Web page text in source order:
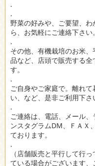
.
.
野菜の好みや、ご要望、
ら、お気軽にご連絡下さい。
.
その他、有機栽培のお米
品など、店頭で販売する
す。
.
ご自身やご家庭で。離れ
い、など、是非ご利用下さ
.
ご連絡は、電話、メール
ンスタグラムDM、ＦＡＸ
ております。
.
（店舗販売と平行して行
ている場合がございます、